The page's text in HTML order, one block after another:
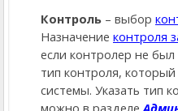
Контроль – выбор
Назначение контроля
если контролер не
тип контроля, который
системы. Указать тип